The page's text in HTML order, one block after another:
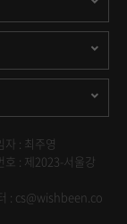
자 : 최주영
호 : 제2023-서울강
: cs@wishbeen.co